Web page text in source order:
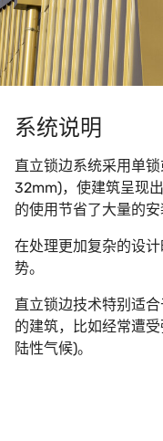
系统说明
直立锁边系统采用单
32mm)，使建筑呈现
的使用节省了大量的
在处理更加复杂的设
势。
直立锁边技术特别适
的建筑，比如经常遭
陆性气候)。